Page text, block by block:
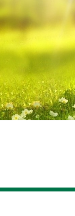
Dikning
Plantering
Röjning
Skotning